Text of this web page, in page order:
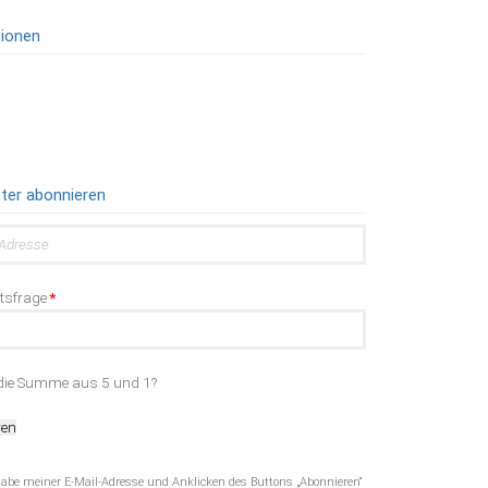
abonnieren
*
Summe aus 5 und 1?
meiner E-Mail-Adresse und Anklicken des Buttons „Abonnieren“